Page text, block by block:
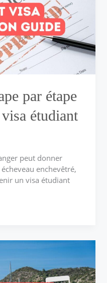
par étape
étudiant
peut donner
enchevêtré,
un visa étudiant